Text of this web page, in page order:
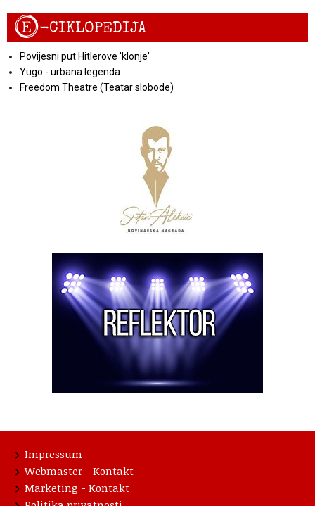
E-CIKLOPEDIJA
Povijesni put Hitlerove 'klonje'
Yugo - urbana legenda
Freedom Theatre (Teatar slobode)
Impressum
Webmaster - Kontakt
Marketing - Kontakt